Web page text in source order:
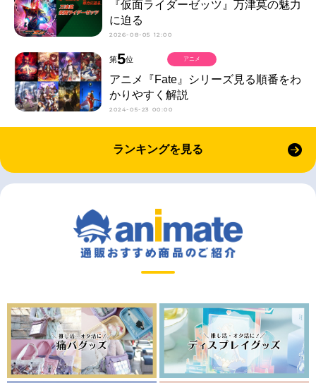
『仮面ライダーゼッツ』万津莫の魅力
に迫る
2026-08-05 12:00
第5位
アニメ『Fate』シリーズ見る順番をわ
かりやすく解説
2024-05-23 00:00
アニメ
ランキングを見る